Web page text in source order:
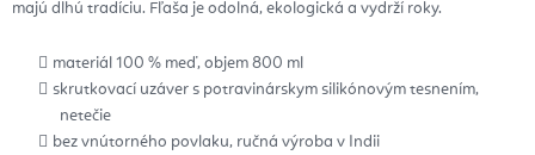
majú dlhú tradíciu. Fľaša je odolná, ekologická a vydrží roky.
materiál 100 % meď, objem 800 ml
skrutkovací uzáver s potravinárskym silikónovým tesnením,
netečie
bez vnútorného povlaku, ručná výroba v Indii